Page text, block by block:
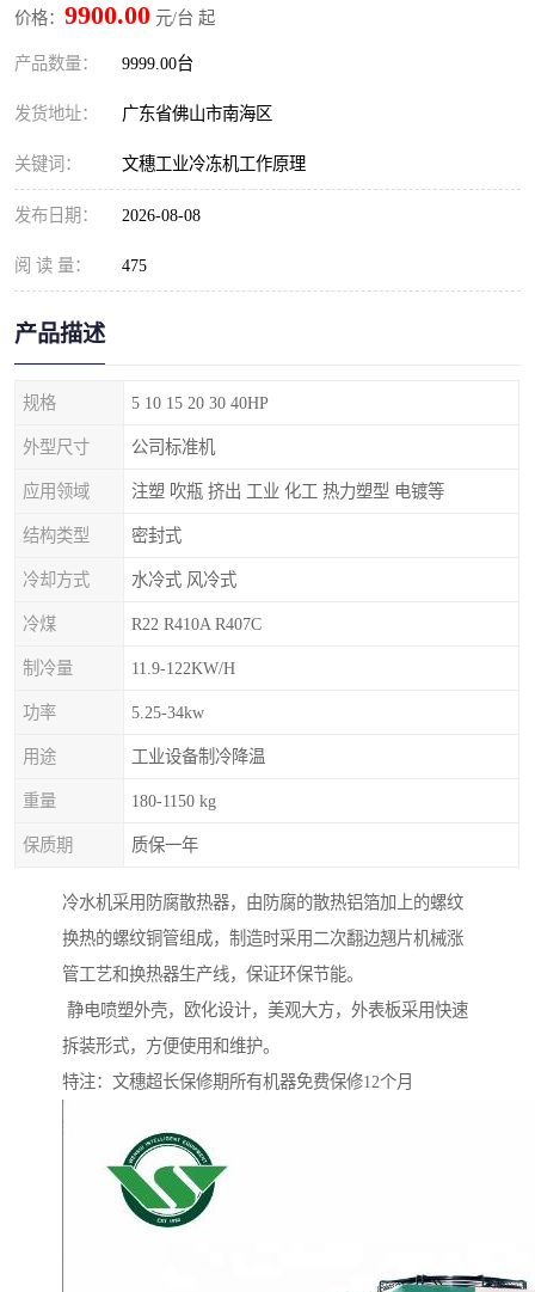
价格： 9900.00 元/台 起
产品数量： 9999.00台
发货地址： 广东省佛山市南海区
关键词： 文穗工业冷冻机工作原理
发布日期： 2026-08-08
阅 读 量： 475
产品描述
规格 5 10 15 20 30 40HP
外型尺寸 公司标准机
应用领域 注塑 吹瓶 挤出 工业 化工 热力塑型 电镀等
结构类型 密封式
冷却方式 水冷式 风冷式
冷煤 R22 R410A R407C
制冷量 11.9-122KW/H
功率 5.25-34kw
用途 工业设备制冷降温
重量 180-1150 kg
保质期 质保一年
冷水机采用防腐散热器，由防腐的散热铝箔加上的螺纹
换热的螺纹铜管组成，制造时采用二次翻边翘片机械涨
管工艺和换热器生产线，保证环保节能。
静电喷塑外壳，欧化设计，美观大方，外表板采用快速
拆装形式，方便使用和维护。
特注：文穗超长保修期所有机器免费保修12个月